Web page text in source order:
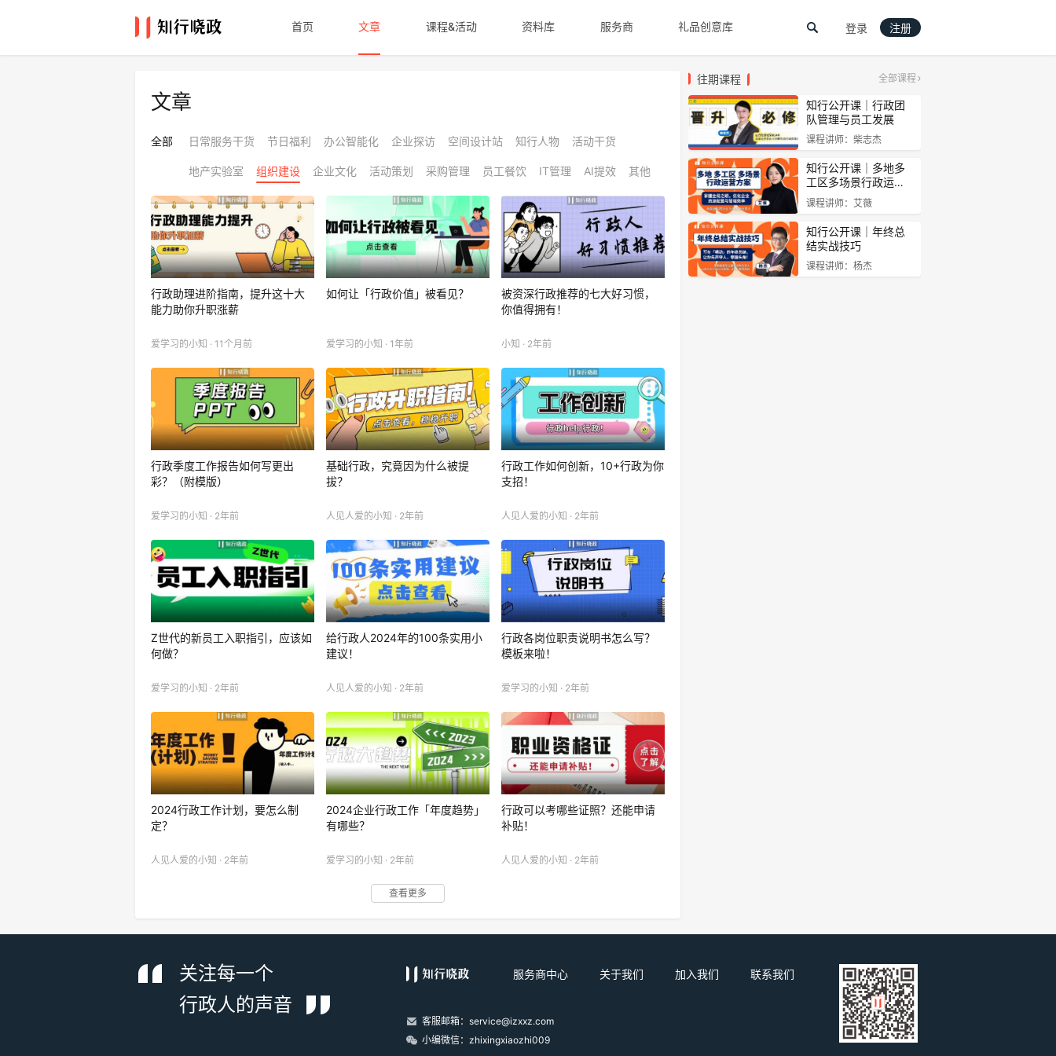
首页 文章 课程&活动 资料库 服务商 礼品创意库 登录 注册
文章
全部 日常服务干货 节日福利 办公智能化 企业探访 空间设计站 知行人物 活动干货
地产实验室 组织建设 企业文化 活动策划 采购管理 员工餐饮 IT管理 AI提效 其他
行政助理进阶指南，提升这十大
能力助你升职涨薪
爱学习的小知 · 11个月前
如何让「行政价值」被看见？
爱学习的小知 · 1年前
被资深行政推荐的七大好习惯，
你值得拥有！
小知 · 2年前
行政季度工作报告如何写更出
彩？（附模版）
爱学习的小知 · 2年前
基础行政，究竟因为什么被提
拔？
人见人爱的小知 · 2年前
行政工作如何创新，10+行政为你
支招！
人见人爱的小知 · 2年前
Z世代的新员工入职指引，应该如
何做？
爱学习的小知 · 2年前
给行政人2024年的100条实用小
建议！
人见人爱的小知 · 2年前
行政各岗位职责说明书怎么写？
模板来啦！
爱学习的小知 · 2年前
2024行政工作计划，要怎么制
定？
人见人爱的小知 · 2年前
2024企业行政工作「年度趋势」
有哪些？
爱学习的小知 · 2年前
行政可以考哪些证照？还能申请
补贴！
人见人爱的小知 · 2年前
查看更多
往期课程 全部课程
知行公开课｜行政团
队管理与员工发展
课程讲师：柴志杰
知行公开课｜多地多
工区多场景行政运…
课程讲师：艾薇
知行公开课｜年终总
结实战技巧
课程讲师：杨杰
关注每一个
行政人的声音
服务商中心 关于我们 加入我们 联系我们
客服邮箱：service@izxxz.com
小编微信：zhixingxiaozhi009